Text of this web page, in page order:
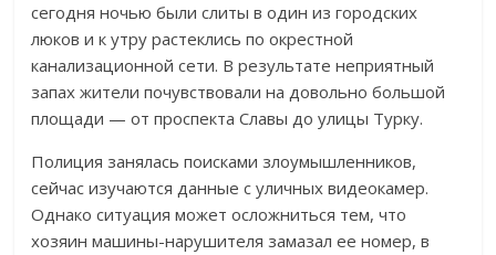
сегодня ночью были слиты в один из городских
люков и к утру растеклись по окрестной
канализационной сети. В результате неприятный
запах жители почувствовали на довольно большой
площади — от проспекта Славы до улицы Турку.
Полиция занялась поисками злоумышленников,
сейчас изучаются данные с уличных видеокамер.
Однако ситуация может осложниться тем, что
хозяин машины-нарушителя замазал ее номер, в